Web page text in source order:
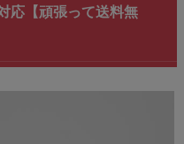
応【頑張って送料無